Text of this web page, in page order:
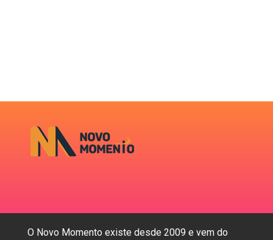
O Novo Momento existe desde 2009 e vem do